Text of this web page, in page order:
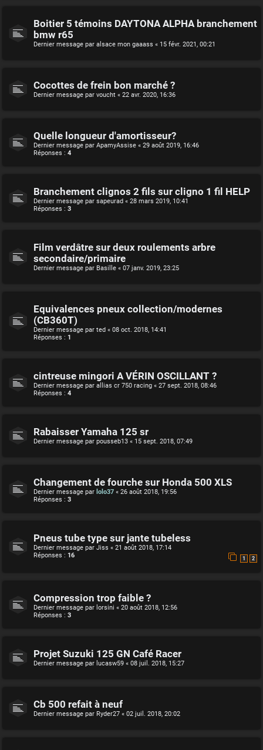
Boitier 5 témoins DAYTONA ALPHA branchement
bmw r65
Dernier message par alsace mon gaaass « 15 févr. 2021, 00:21
Cocottes de frein bon marché ?
Dernier message par voucht « 22 avr. 2020, 16:36
Quelle longueur d'amortisseur?
Dernier message par ApamyAssise « 29 août 2019, 16:46
Réponses : 4
Branchement clignos 2 fils sur cligno 1 fil HELP
Dernier message par sapeurad « 28 mars 2019, 10:41
Réponses : 3
Film verdâtre sur deux roulements arbre
secondaire/primaire
Dernier message par Basille « 07 janv. 2019, 23:25
Equivalences pneux collection/modernes
(CB360T)
Dernier message par ted « 08 oct. 2018, 14:41
Réponses : 1
cintreuse mingori A VÉRIN OSCILLANT ?
Dernier message par allias cr 750 racing « 27 sept. 2018, 08:46
Réponses : 4
Rabaisser Yamaha 125 sr
Dernier message par pousseb13 « 15 sept. 2018, 07:49
Changement de fourche sur Honda 500 XLS
Dernier message par lolo37 « 26 août 2018, 19:56
Réponses : 3
Pneus tube type sur jante tubeless
Dernier message par Jiss « 21 août 2018, 17:14
Réponses : 16 1 2
Compression trop faible ?
Dernier message par lorsini « 20 août 2018, 12:56
Réponses : 3
Projet Suzuki 125 GN Café Racer
Dernier message par lucasw59 « 08 juil. 2018, 15:27
Cb 500 refait à neuf
Dernier message par Ryder27 « 02 juil. 2018, 20:02